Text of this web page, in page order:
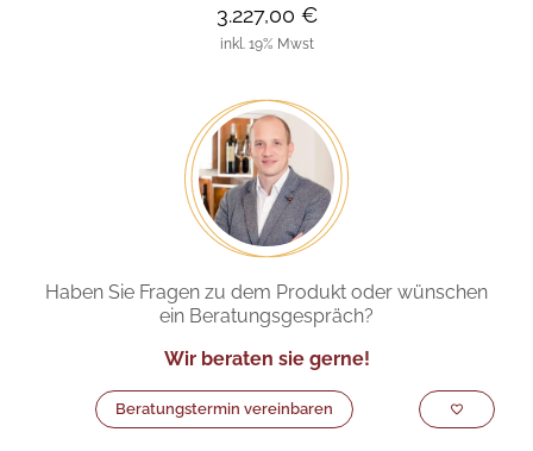
3.227,00 €
inkl. 19% Mwst
Haben Sie Fragen zu dem Produkt oder wünschen
ein Beratungsgespräch?
Wir beraten sie gerne!
Beratungstermin vereinbaren